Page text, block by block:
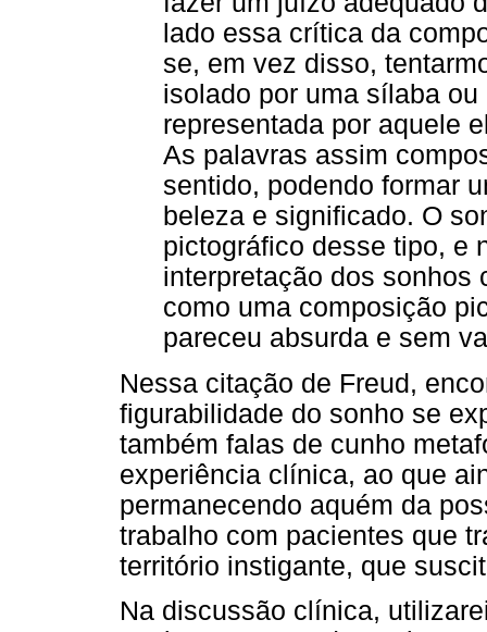
lado essa crítica da
se, em vez disso,
isolado por uma sílaba
representada por aquele
As palavras assim
sentido, podendo formar
beleza e significado. O
pictográfico desse tipo, e
interpretação dos sonhos
como uma composição
pareceu absurda e sem
Nessa citação de Freud,
figurabilidade do sonho se
também falas de cunho
experiência clínica, ao que
permanecendo aquém da
trabalho com pacientes que
território instigante, que
Na discussão clínica,